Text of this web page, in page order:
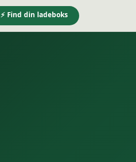
⚡ Find din ladeboks